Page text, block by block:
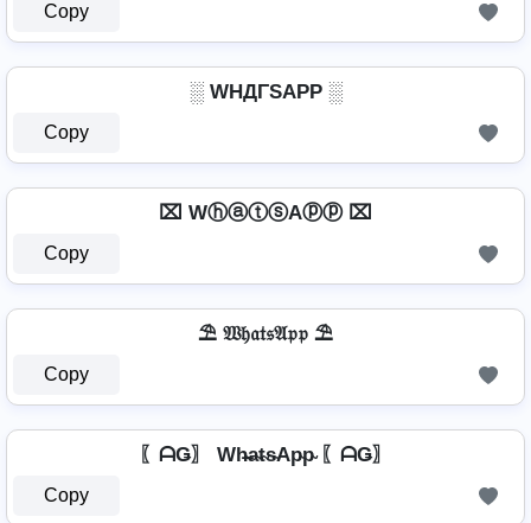
Copy
░ WHДΓSAPP ░
Copy
⌧ WⓗⓐⓣⓢAⓟⓟ ⌧
Copy
⛱️ 𝔚𝔥𝔞𝔱𝔰𝔄𝔭𝔭 ⛱️
Copy
〖ᗩǤ〗 Wh̴̶a̴t̴s̴Ap̴p̴ 〖ᗩǤ〗
Copy